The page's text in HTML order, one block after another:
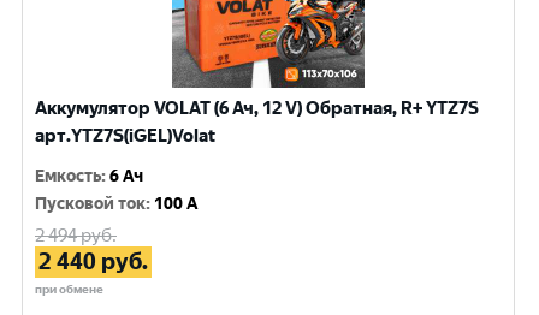
Аккумулятор VOLAT (6 Ач, 12 V) Обратная, R+ YTZ7S
арт.YTZ7S(iGEL)Volat
Емкость:6 Ач
Пусковой ток: 100 A
2 494руб.
2 440 руб.
при обмене